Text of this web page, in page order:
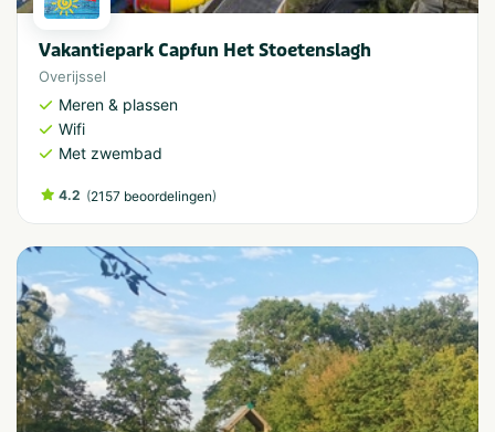
Vakantiepark Capfun Het Stoetenslagh
Overijssel
Meren & plassen
Wifi
Met zwembad
4.2 (2157 beoordelingen)